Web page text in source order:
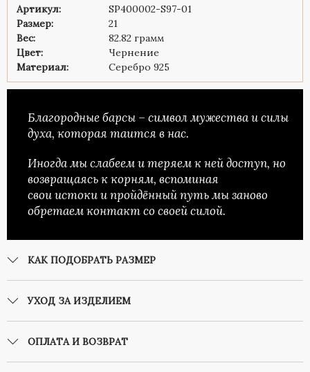
Артикул:
SP400002-S97-01
Размер:
21
Вес:
82.82 грамм
Цвет:
Чернение
Материал:
Серебро 925
Благородные барсы – символ мужества и силы
духа, которая таится в нас.
Иногда мы слабеем и теряем к ней доступ, но
возвращаясь к корням, вспоминая
свои истоки и пройдённый путь мы заново
обретаем контакт со своей силой.
КАК ПОДОБРАТЬ РАЗМЕР
УХОД ЗА ИЗДЕЛИЕМ
ОПЛАТА И ВОЗВРАТ